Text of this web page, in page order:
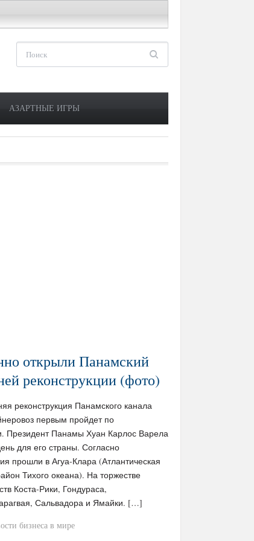
АЗАРТНЫЕ ИГРЫ
открыли Панамский
реконструкции (фото)
реконструкция Панамского канала
первым пройдет по
Президент Панамы Хуан Карлос Варела
для его страны. Согласно
прошли в Агуа-Клара (Атлантическая
Тихого океана). На торжестве
Коста-Рики, Гондураса,
Сальвадора и Ямайки. […]
бизнеса в мире